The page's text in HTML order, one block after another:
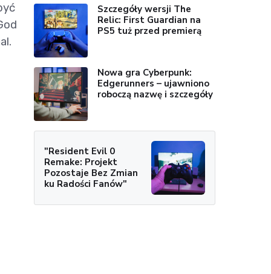
Szczegóły wersji The
Relic: First Guardian na
PS5 tuż przed premierą
Nowa gra Cyberpunk:
Edgerunners – ujawniono
roboczą nazwę i szczegóły
"Resident Evil 0
Remake: Projekt
Pozostaje Bez Zmian
ku Radości Fanów"